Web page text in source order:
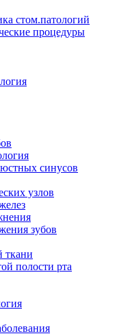
стом.патологий
процедуры
синусов
узлов
зубов
ткани
полости рта